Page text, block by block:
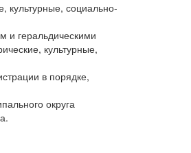
культурные, социально-
и геральдическими
культурные,
в порядке,
округа